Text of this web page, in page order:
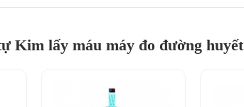
Kim lấy máu máy đo đường huyết